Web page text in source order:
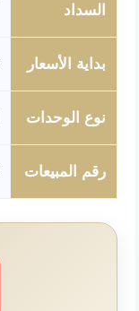
السداد
بداية الأسعار
نوع الوحدات
رقم المبيعات